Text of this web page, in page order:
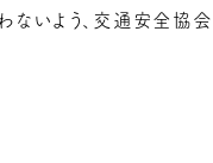
いよう、交通安全協会